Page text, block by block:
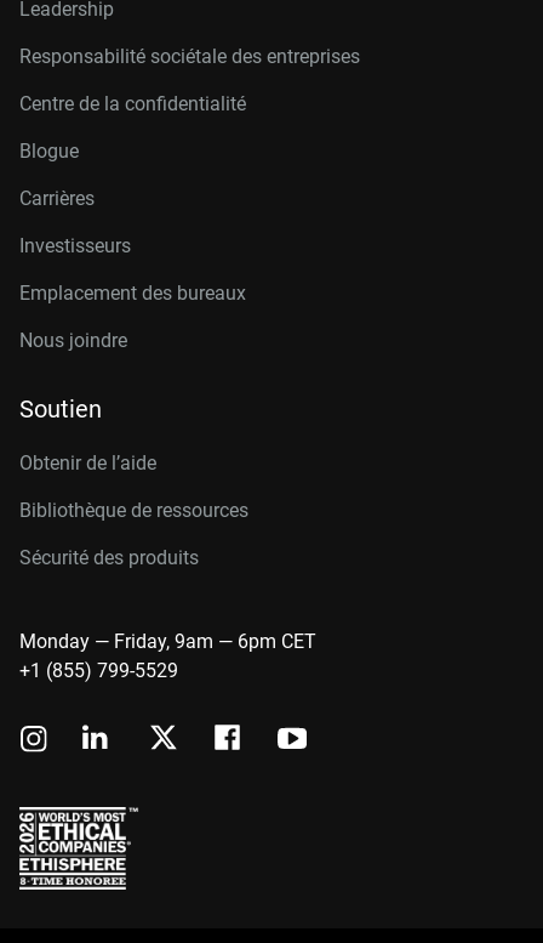
Leadership
Responsabilité sociétale des entreprises
Centre de la confidentialité
Blogue
Carrières
Investisseurs
Emplacement des bureaux
Nous joindre
Soutien
Obtenir de l’aide
Bibliothèque de ressources
Sécurité des produits
Monday — Friday, 9am — 6pm CET
+1 (855) 799-5529